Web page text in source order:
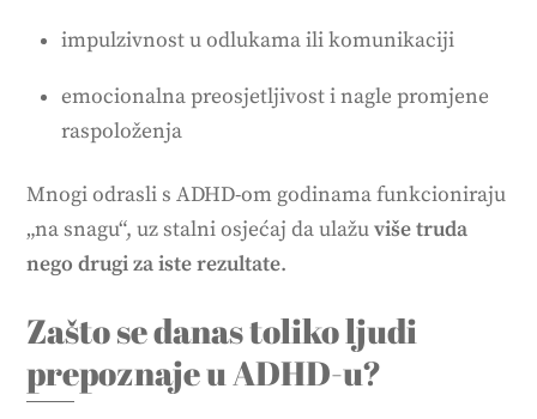
impulzivnost u odlukama ili komunikaciji
emocionalna preosjetljivost i nagle promjene
raspoloženja
Mnogi odrasli s ADHD-om godinama funkcioniraju
„na snagu“, uz stalni osjećaj da ulažuviše truda
nego drugi za iste rezultate.
Zašto se danas toliko ljudi
prepoznaje u ADHD-u?